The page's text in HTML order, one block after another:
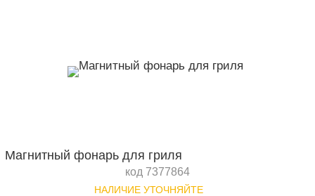
Магнитный фонарь для гриля
код 7377864
НАЛИЧИЕ УТОЧНЯЙТЕ